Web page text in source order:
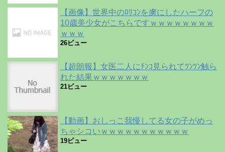
【画像】世界中のﾛﾘｺﾝを虜にしたハーフの
10歳美少女がこちらですｗｗｗｗｗｗｗｗ
ｗｗｗ
26ビュー
【超朗報】女医二人にﾁﾝｺ見られてﾂﾝﾂﾝ触ら
れた結果ｗｗｗｗｗｗｗ
21ビュー
【動画】おしっこ我慢してる女の子がめっ
ちゃシコいｗｗｗｗｗｗｗｗｗｗｗ
19ビュー